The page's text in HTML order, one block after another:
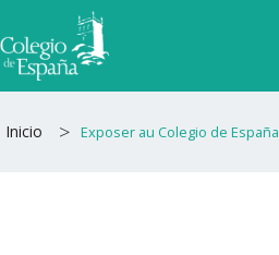
au
contenu
Inicio > Exposer au Colegio de España